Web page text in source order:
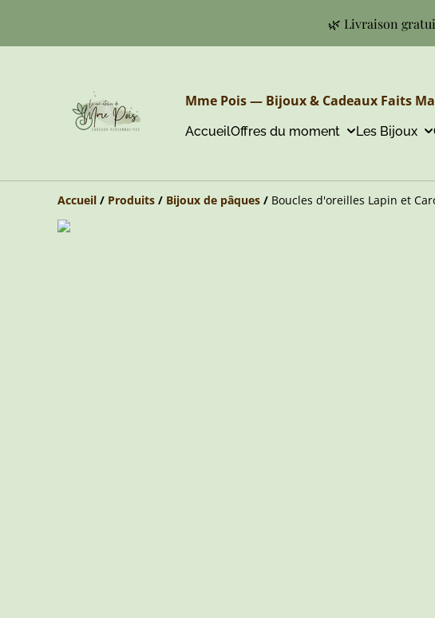
🌿 Livraison
Mme Pois — Bijoux & Cadeaux Faits
AccueilOffres du moment Les Bijoux
Accueil / Produits / Bijoux de pâques / Boucles d'oreilles Lapin et